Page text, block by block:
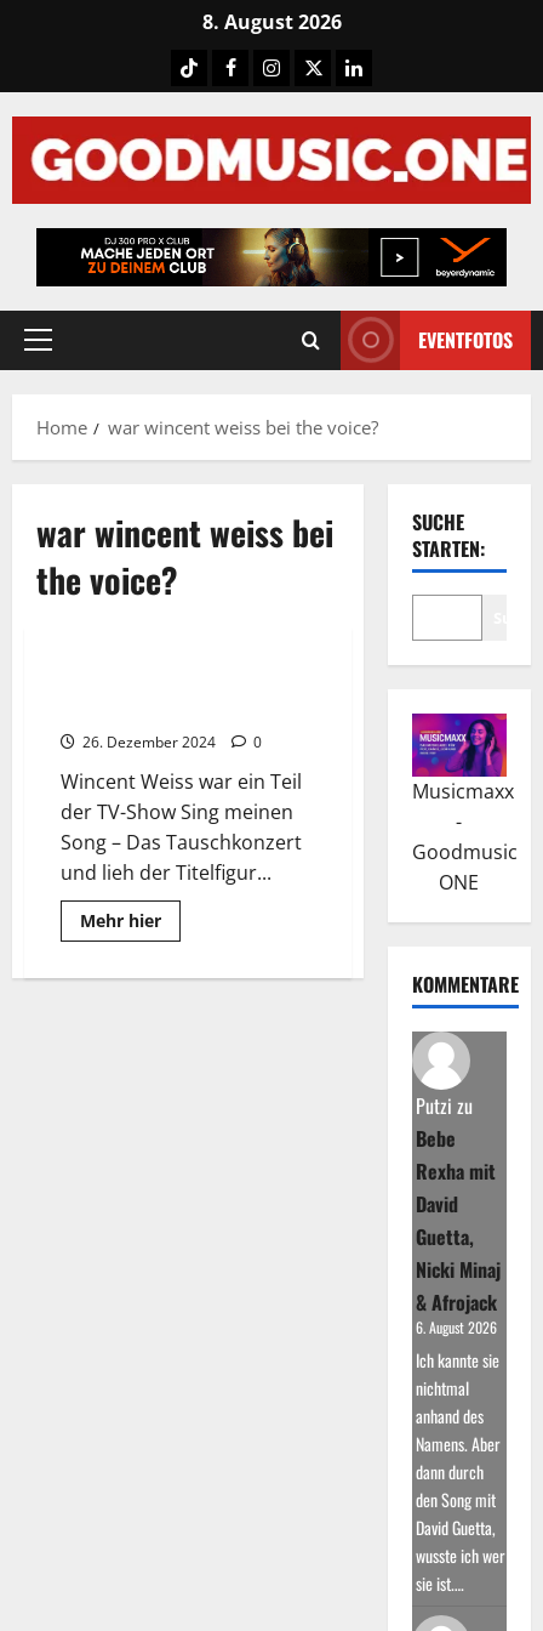
8. August 2026
TiktokFacebook
Instagram
X LinkedIN
Primary
EVENTFOTOS
Home war wincent weiss bei the voice?
war wincent weiss bei
the voice?
26. Dezember 2024 0
Wincent Weiss war ein Teil
der TV-Show Sing meinen
Song – Das Tauschkonzert
und lieh der Titelfigur...
Mehr hierRead
more
Weiss:
SUCHE
STARTEN:
Musicmaxx
-
Goodmusic
ONE
KOMMENTARE
Putzi zu
Bebe
Rexha mit
David
Guetta,
Nicki Minaj
& Afrojack
6. August 2026
Ich kannte sie
nichtmal
anhand des
Namens. Aber
dann durch
den Song mit
David Guetta,
wusste ich wer
sie ist.…